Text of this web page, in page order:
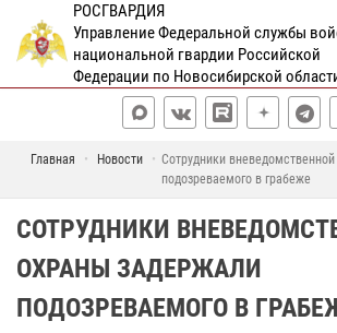
РОСГВАРДИЯ
Управление Федеральной службы
национальной гвардии Российской
Федерации по Новосибирской
Главная Новости
Сотрудники
подозреваемого в грабеже
СОТРУДНИКИ
ОХРАНЫ ЗАДЕРЖАЛИ
ПОДОЗРЕВАЕМОГО В